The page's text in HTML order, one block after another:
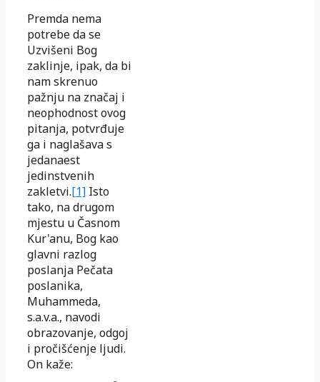
Premda nema
potrebe da se
Uzvišeni Bog
zaklinje, ipak, da bi
nam skrenuo
pažnju na značaj i
neophodnost ovog
pitanja, potvrđuje
ga i naglašava s
jedanaest
jedinstvenih
zakletvi.[1] Isto
tako, na drugom
mjestu u Časnom
Kur'anu, Bog kao
glavni razlog
poslanja Pečata
poslanika,
Muhammeda,
s.a.v.a., navodi
obrazovanje, odgoj
i pročišćenje ljudi.
On kaže: